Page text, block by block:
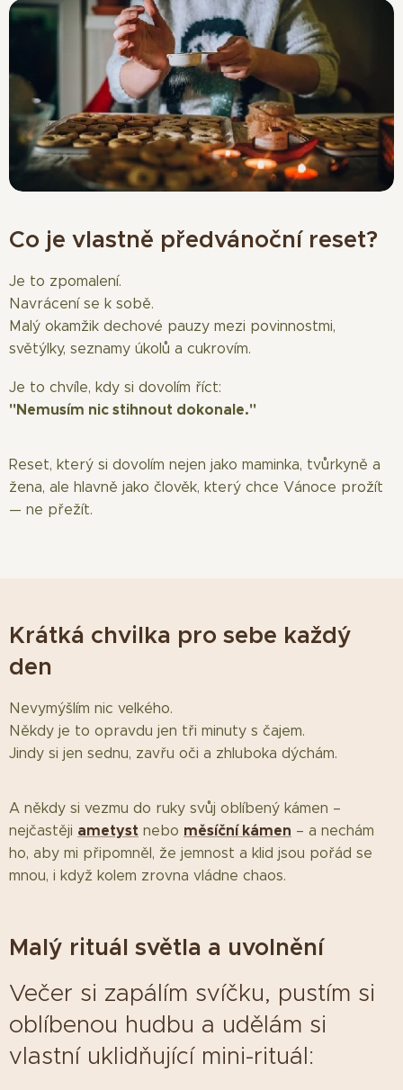
Co je vlastně předvánoční reset?
Je to zpomalení.
Navrácení se k sobě.
Malý okamžik dechové pauzy mezi povinnostmi,
světýlky, seznamy úkolů a cukrovím.
Je to chvíle, kdy si dovolím říct:
"Nemusím nic stihnout dokonale."
Reset, který si dovolím nejen jako maminka, tvůrkyně a
žena, ale hlavně jako člověk, který chce Vánoce prožít
— ne přežít.
Krátká chvilka pro sebe každý
den
Nevymýšlím nic velkého.
Někdy je to opravdu jen tři minuty s čajem.
Jindy si jen sednu, zavřu oči a zhluboka dýchám.
A někdy si vezmu do ruky svůj oblíbený kámen –
nejčastěji ametyst nebo měsíční kámen – a nechám
ho, aby mi připomněl, že jemnost a klid jsou pořád se
mnou, i když kolem zrovna vládne chaos.
Malý rituál světla a uvolnění
Večer si zapálím svíčku, pustím si
oblíbenou hudbu a udělám si
vlastní uklidňující mini-rituál: